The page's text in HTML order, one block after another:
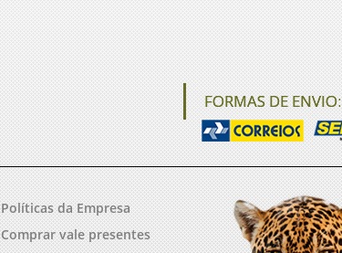
FORMAS DE ENVIO:
Políticas da Empresa
Comprar vale presentes